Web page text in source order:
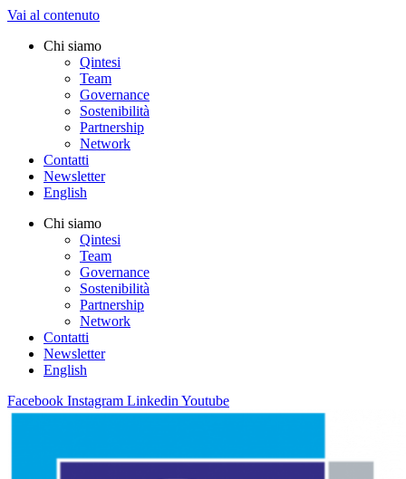
Vai al contenuto
Chi siamo
Qintesi
Team
Governance
Sostenibilità
Partnership
Network
Contatti
Newsletter
English
Chi siamo
Qintesi
Team
Governance
Sostenibilità
Partnership
Network
Contatti
Newsletter
English
Facebook Instagram Linkedin Youtube